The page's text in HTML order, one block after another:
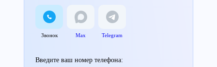
Звонок Max Telegram
Введите ваш номер телефона: